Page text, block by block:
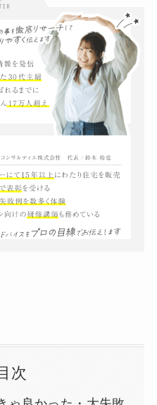
次